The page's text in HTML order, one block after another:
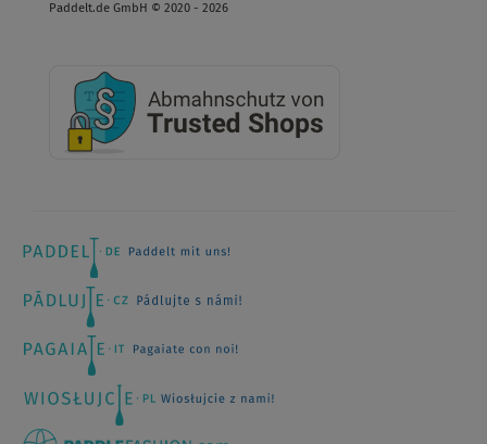
Paddelt.de GmbH © 2020 - 2026